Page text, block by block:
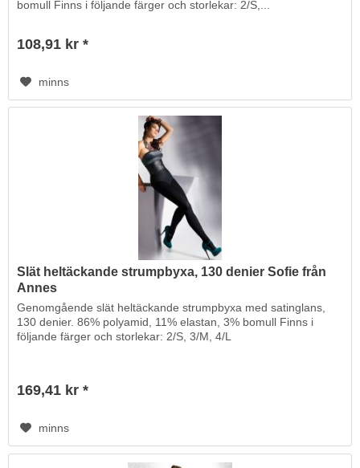
bomull Finns i följande färger och storlekar: 2/S,...
108,91 kr *
minns
Slät heltäckande strumpbyxa, 130 denier Sofie från
Annes
Genomgående slät heltäckande strumpbyxa med satinglans,
130 denier. 86% polyamid, 11% elastan, 3% bomull Finns i
följande färger och storlekar: 2/S, 3/M, 4/L
169,41 kr *
minns